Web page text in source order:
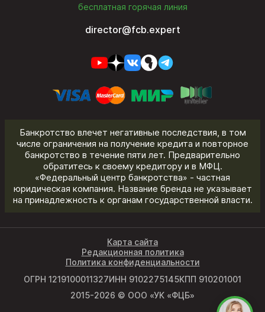
бесплатная горячая линия
director@fcb.expert
Банкротство влечет негативные последствия, в том
числе ограничения на получение кредита и повторное
банкротство в течение пяти лет. Предварительно
обратитесь к своему кредитору и в МФЦ.
«Федеральный центр банкротства» - частная
юридическая компания. Название бренда не указывает
на принадлежность к органам государственной власти.
ОГРН 1219100011327ИНН 9102275145КПП 910201001
2015-2026 © ООО «УК «ФЦБ»
Карта сайта
Редакционная политика
Политика конфиденциальности